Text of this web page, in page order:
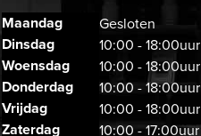
Maandag Gesloten
Dinsdag 10:00 - 18:00uur
Woensdag 10:00 - 18:00uur
Donderdag 10:00 - 18:00uur
Vrijdag 10:00 - 18:00uur
Zaterdag 10:00 - 17:00uur